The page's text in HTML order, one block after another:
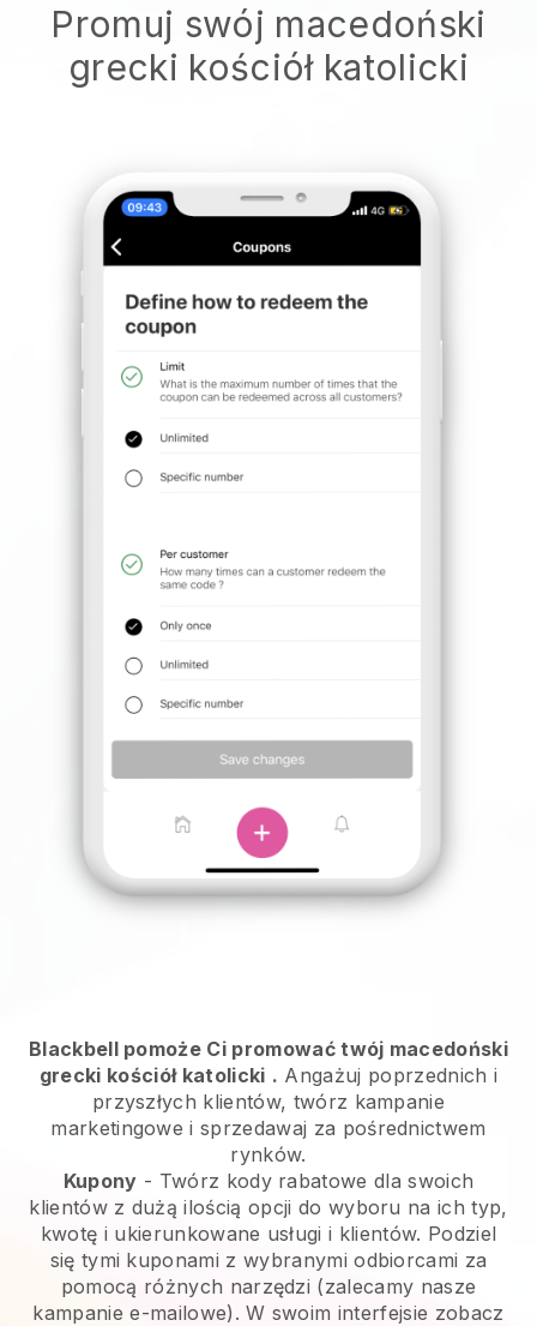
Promuj swój macedoński
grecki kościół katolicki
Blackbell pomoże Ci promować twój macedoński
grecki kościół katolicki . Angażuj poprzednich i
przyszłych klientów, twórz kampanie
marketingowe i sprzedawaj za pośrednictwem
rynków.
Kupony - Twórz kody rabatowe dla swoich
klientów z dużą ilością opcji do wyboru na ich typ,
kwotę i ukierunkowane usługi i klientów. Podziel
się tymi kuponami z wybranymi odbiorcami za
pomocą różnych narzędzi (zalecamy nasze
kampanie e-mailowe). W swoim interfejsie zobacz